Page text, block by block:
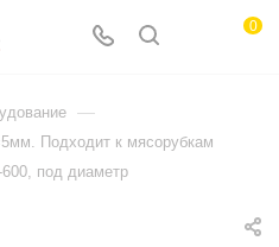
0
—
Подходит к мясорубкам
под диаметр